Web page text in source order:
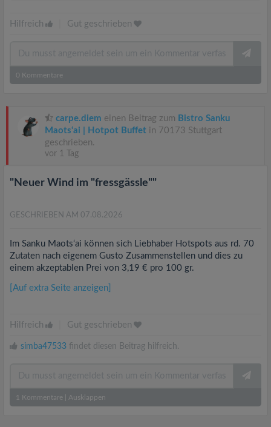
Hilfreich Gut geschrieben
0 Kommentare
carpe.diem einen Beitrag zum Bistro Sanku
Maots‘ai | Hotpot Buffet in 70173 Stuttgart
geschrieben.
vor 1 Tag
"Neuer Wind im "fressgässle""
GESCHRIEBEN AM 07.08.2026
Im Sanku Maots‘ai können sich Liebhaber Hotspots aus rd. 70
Zutaten nach eigenem Gusto Zusammenstellen und dies zu
einem akzeptablen Prei von 3,19 € pro 100 gr.
[Auf extra Seite anzeigen]
Hilfreich Gut geschrieben
simba47533 findet diesen Beitrag hilfreich.
1 Kommentare Ausklappen